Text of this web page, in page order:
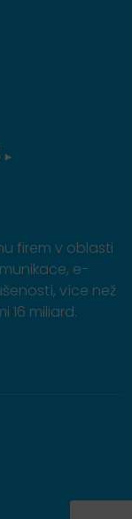
firem v oblasti
e-
více než
16 miliard.